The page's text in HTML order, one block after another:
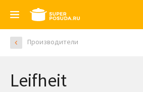
Производители
Leifheit